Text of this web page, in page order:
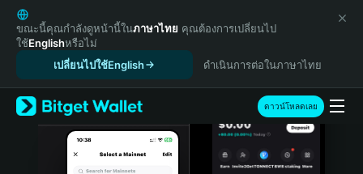
English
日本語
Tiếng Việt
Español (Latinoamérica)
Türkçe
Italiano
ขณะนี้คุณกำลังดูหน้านี้ในภาษาไทย คุณต้องการเปลี่ยนไป
ใช้Englishหรือไม่
เปลี่ยนไปใช้English
ดำเนินการต่อในภาษาไทย
ดาวน์โหลดเลย